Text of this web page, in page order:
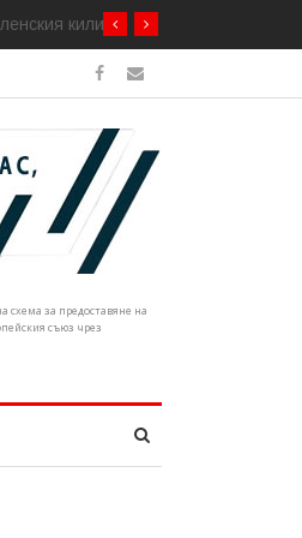
килим
схема за предоставяне на
съюз чрез